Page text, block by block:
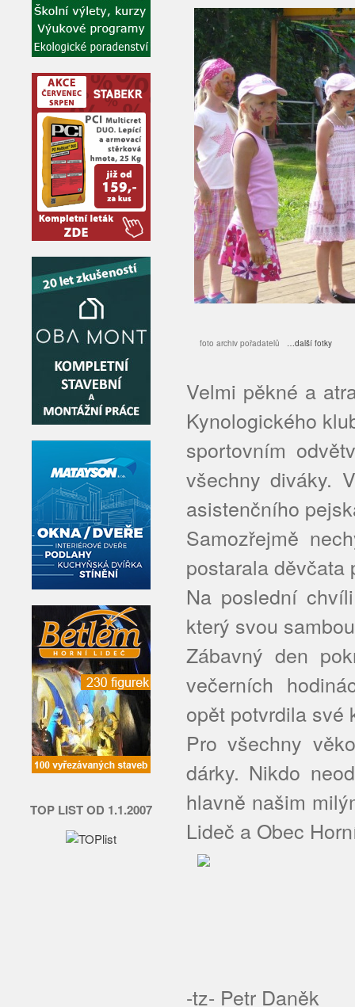
TOP LIST OD 1.1.2007
foto archiv pořadatelů …další fotky
Velmi pěkné a
Kynologického
sportovním
všechny diváky.
asistenčního
Samozřejmě
postarala děvčata
Na poslední
který svou
Zábavný den
večerních
opět potvrdila své
Pro všechny
dárky. Nikdo
hlavně našim
Lideč a Obec
-tz- Petr Daněk